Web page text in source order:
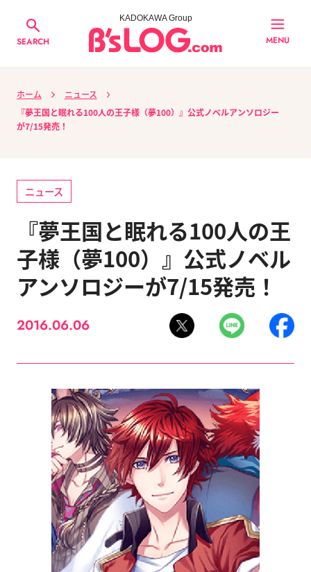
SEARCH
KADOKAWA Group
MENU
ホーム
ニュース
『夢王国と眠れる100人の王子様（夢100）』公式ノベルアンソロジー
が7/15発売！
ニュース
『夢王国と眠れる100人の王
子様（夢100）』公式ノベル
アンソロジーが7/15発売！
2016.06.06